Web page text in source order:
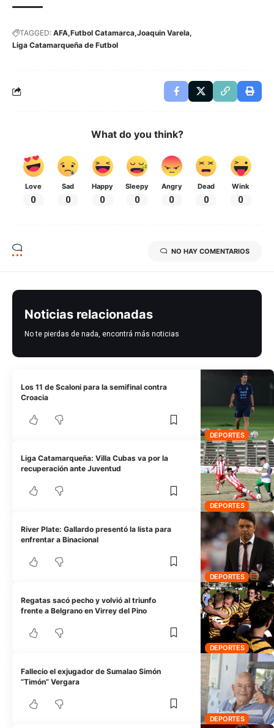
TAGGED: AFA Futbol Catamarca Joaquin Varela
Liga Catamarqueña de Futbol
What do you think?
Love
0
Sad
0
Happy
0
Sleepy
0
Angry
0
Dead
0
Wink
0
NO HAY COMENTARIOS
Noticias relacionadas
No te pierdas de nada, encontrá más noticias
DEPORTES
Los 11 de Scaloni para la semifinal contra
Croacia
DEPORTES
Liga Catamarqueña: Villa Cubas va por la
recuperación ante Juventud
DEPORTES
River Plate: Gallardo presentó la lista para
enfrentar a Binacional
DEPORTES
Regatas sacó pecho y volvió al triunfo
frente a Belgrano en Virrey del Pino
DEPORTES
Fallecio el exjugador de Sumalao Simón
“Timón” Vergara